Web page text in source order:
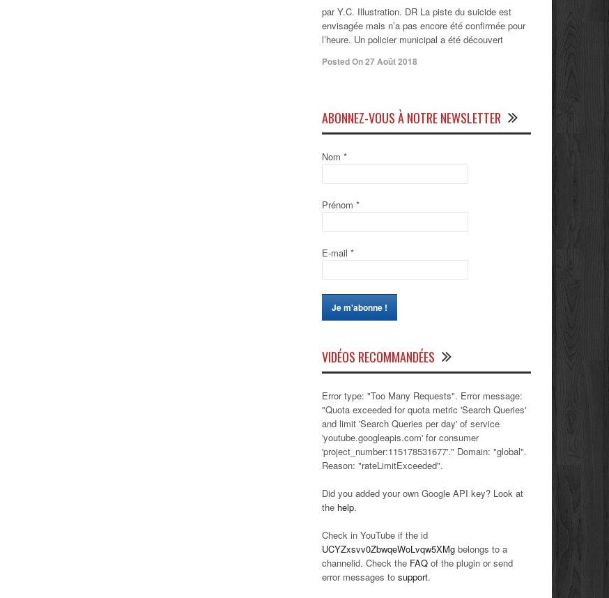
par Y.C. Illustration. DR La piste du suicide est
envisagée mais n’a pas encore été confirmée pour
l’heure. Un policier municipal a été découvert
Posted On 27 Août 2018
ABONNEZ-VOUS À NOTRE NEWSLETTER
Nom *
Prénom *
E-mail *
VIDÉOS RECOMMANDÉES
Error type: "Too Many Requests". Error message:
"Quota exceeded for quota metric 'Search Queries'
and limit 'Search Queries per day' of service
'youtube.googleapis.com' for consumer
'project_number:115178531677'." Domain: "global".
Reason: "rateLimitExceeded".
Did you added your own Google API key? Look at
the help.
Check in YouTube if the id
UCYZxsvv0ZbwqeWoLvqw5XMg belongs to a
channelid. Check the FAQ of the plugin or send
error messages to support.